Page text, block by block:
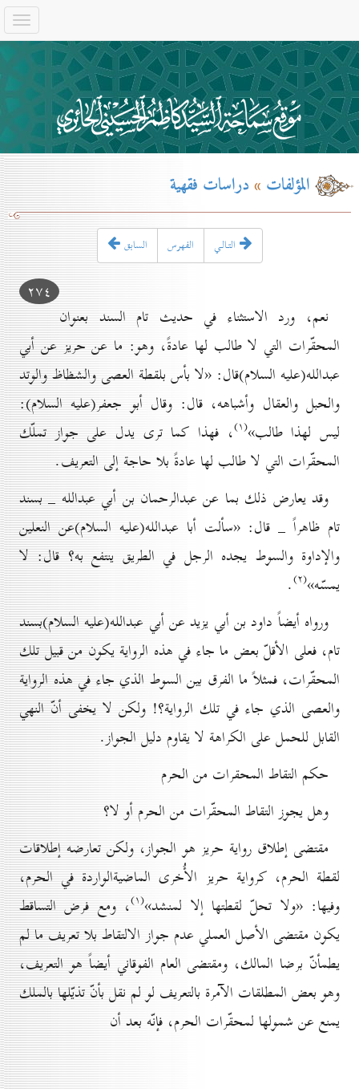
المؤلفات»دراسات فقهية
السابق الفهرس التـالـي
۲۷٤
نعم، ورد الاستثناء في حديث تام السند بعنوان
المحقّرات التي لا طالب لها عادةً، وهو: ما عن حريز عن أبي
عبدالله(علیه السلام)قال: «لا بأس بلقطة العصى والشظاظ والوتد
والحبل والعقال وأشباهه، قال: وقال أبو جعفر(علیه السلام):
ليس لهذا طالب»(۱) ، فهذا كما ترى يدل على جواز تملّك
المحقّرات التي لا طالب لها عادةً بلا حاجة إلى التعريف.
وقد يعارض ذلك بما عن عبدالرحمان بن أبي عبدالله _ بسند
تام ظاهراً _ قال: «سألت أبا عبدالله(علیه السلام)عن النعلين
والإداوة والسوط يجده الرجل في الطريق ينتفع به؟ قال: لا
يمسّه»(۲) .
ورواه أيضاً داود بن أبي يزيد عن أبي عبدالله(علیه السلام)بسند
تام، فعلى الأقلّ بعض ما جاء في هذه الرواية يكون من قبيل تلك
المحقّرات، فمثلاً ما الفرق بين السوط الذي جاء في هذه الرواية
والعصى الذي جاء في تلك الرواية؟! ولكن لا يخفى أنّ النهي
القابل للحمل على الكراهة لا يقاوم دليل الجواز.
حکم التقاط المحقرات من الحرم
وهل يجوز التقاط المحقّرات من الحرم أو لا؟
مقتضى إطلاق رواية حريز هو الجواز، ولكن تعارضه إطلاقات
لقطة الحرم، كرواية حريز الأُخرى الماضيةالواردة في الحرم،
وفيها: «ولا تحلّ لقطتها إلا لمنشد»(۱) ، ومع فرض التساقط
يكون مقتضى الأصل العملي عدم جواز الالتقاط بلا تعريف ما لم
يطمأنّ برضا المالك، ومقتضى العام الفوقاني أيضاً هو التعريف،
وهو بعض المطلقات الآمرة بالتعريف لو لم نقل بأنّ تذيّلها بالملك
يمنع عن شمولها لمحقّرات الحرم، فإنّه بعد أن